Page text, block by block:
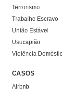
Terrorismo
Trabalho Escravo
União Estável
Usucapião
Violência
CASOS
Airbnb